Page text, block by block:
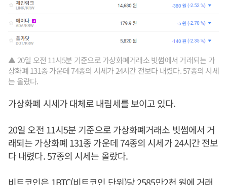
▲ 20일 오전 11시5분 기준으로 가상화폐거래소 빗썸에서 거래되는 가
상화폐 131종 가운데 74종의 시세가 24시간 전보다 내렸다. 57종의 시세
는 올랐다.
가상화폐 시세가 대체로 내림세를 보이고 있다.
20일 오전 11시5분 기준으로 가상화폐거래소 빗썸에서 거
래되는 가상화폐 131종 가운데 74종의 시세가 24시간 전보
다 내렸다. 57종의 시세는 올랐다.
비트코인은 1BTC(비트코인 단위)당 2585만2천 원에 거래